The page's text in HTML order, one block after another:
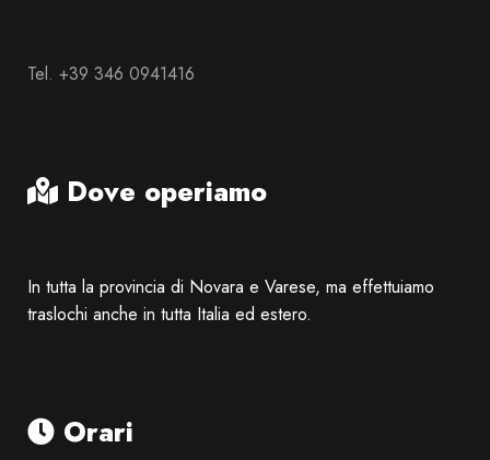
Tel. +39 346 0941416
Dove operiamo
In tutta la provincia di Novara e Varese, ma effettuiamo
traslochi anche in tutta Italia ed estero.
Orari